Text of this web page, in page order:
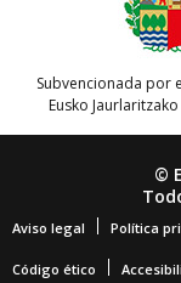
Subvencionada por
Eusko
©
Aviso legal Política
Código ético